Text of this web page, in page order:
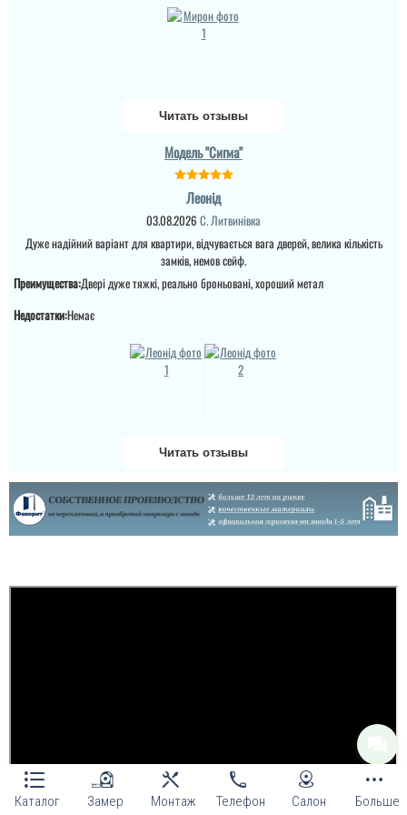
Каталог Замер Монтаж Телефон Салон Больше
на замках внутрі дома (
Даша
та за установку чим
Читать отзывы
Модель "Сигма"
Леонід
03.08.2026 С. Литвинівка
Дуже надійний варіант для квартири, відчувається вага дверей, велика кількість
замків, немов сейф.
Преимущества:Двері дуже тяжкі, реально броньовані, хороший метал
Недостатки:Немає
Читать отзывы